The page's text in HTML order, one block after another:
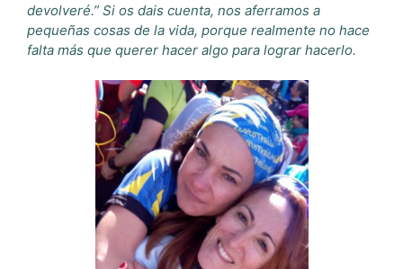
devolveré.” Si os dais cuenta, nos aferramos a
pequeñas cosas de la vida, porque realmente no hace
falta más que querer hacer algo para lograr hacerlo.